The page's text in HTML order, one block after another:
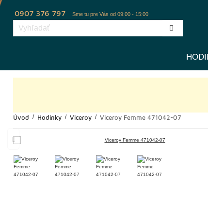
0907 376 797 Sme tu pre Vás od 09:00 - 15:00
Úvod Hodinky Viceroy Viceroy Femme 471042-07